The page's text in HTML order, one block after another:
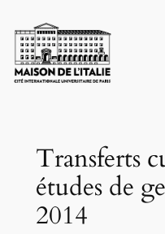
to
content
Transferts
études de
2014